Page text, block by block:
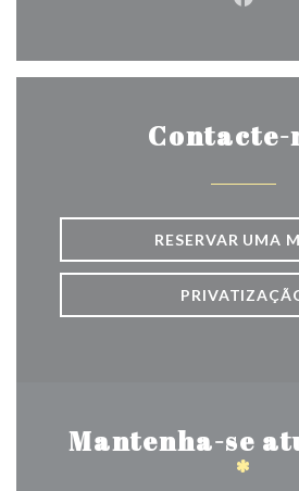
Contacte-
RESERVAR UMA
Mantenha-se
*